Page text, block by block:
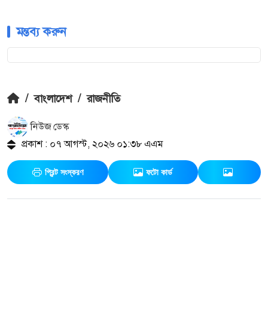
মন্তব্য করুন
/ বাংলাদেশ / রাজনীতি
নিউজ ডেস্ক
প্রকাশ : ০৭ আগস্ট, ২০২৬ ০১:৩৮ এএম
প্রিন্ট সংস্করণ ফটো কার্ড